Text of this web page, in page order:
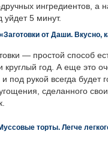
ингредиентов, а
уйдет 5 минут.
от Даши. Вкусно,
— простой способ
год. А еще это
и под рукой всегда будет
сделанного
торты. Легче